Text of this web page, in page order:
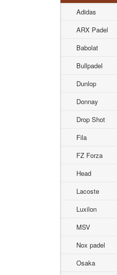
Adidas
ARX Padel
Babolat
Bullpadel
Dunlop
Donnay
Drop Shot
Fila
FZ Forza
Head
Lacoste
Luxilon
MSV
Nox padel
Osaka